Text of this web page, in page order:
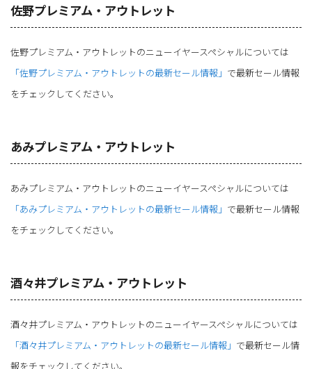
佐野プレミアム・アウトレット
佐野プレミアム・アウトレットのニューイヤースペシャルについては
「佐野プレミアム・アウトレットの最新セール情報」 で最新セール情報
をチェックしてください。
あみプレミアム・アウトレット
あみプレミアム・アウトレットのニューイヤースペシャルについては
「あみプレミアム・アウトレットの最新セール情報」 で最新セール情報
をチェックしてください。
酒々井プレミアム・アウトレット
酒々井プレミアム・アウトレットのニューイヤースペシャルについては
「酒々井プレミアム・アウトレットの最新セール情報」 で最新セール情
報をチェックしてください。